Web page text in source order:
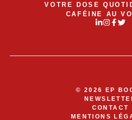
VOTRE DOSE
CAFÉINE AU
© 2026 EP
CONTACT
MENTIONS